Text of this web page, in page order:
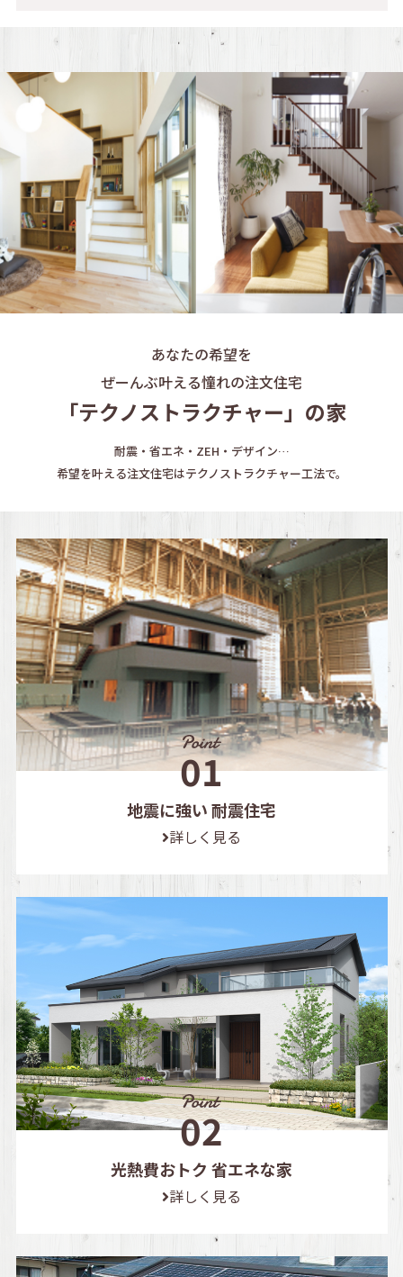
あなたの希望を
ぜーんぶ叶える憧れの注文住宅
「テクノストラクチャー」の家
耐震・省エネ・ZEH・デザイン…
希望を叶える注文住宅はテクノストラクチャー工法で。
地震に強い 耐震住宅
詳しく見る
光熱費おトク 省エネな家
詳しく見る